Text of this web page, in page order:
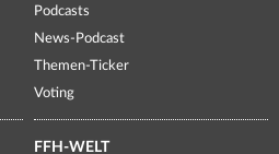
Podcasts
News-Podcast
Themen-Ticker
Voting
FFH-WELT